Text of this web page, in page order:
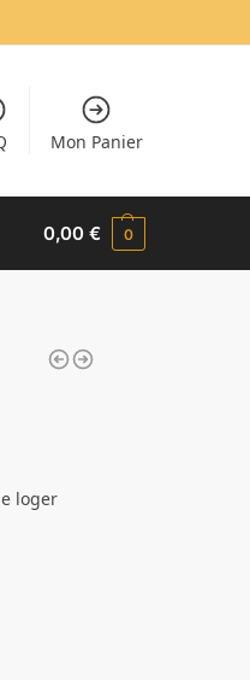
Mon Panier
0,00€ 0
loger